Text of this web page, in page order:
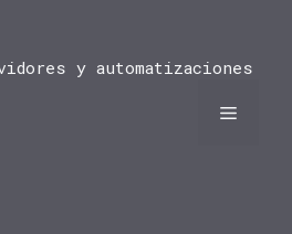
y automatizaciones
Menú